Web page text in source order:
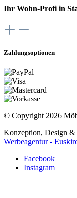
Ihr Wohn-Profi in
Zahlungsoptionen
© Copyright 2026
Konzeption, Design &
Werbeagentur -
Facebook
Instagram